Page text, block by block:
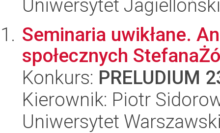
Uniwersytet Jagielloński
Seminaria uwikłane.
społecznych
Konkurs: PRELUDIUM
Kierownik: Piotr
Uniwersytet